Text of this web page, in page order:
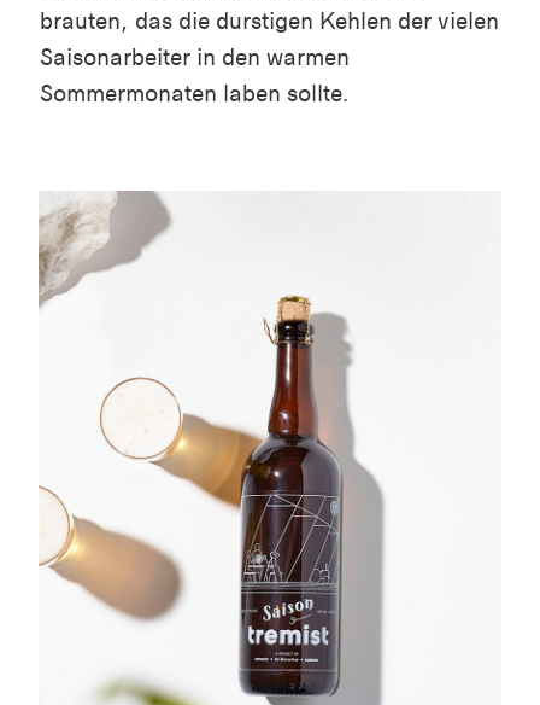
brauten, das die durstigen Kehlen der vielen
Saisonarbeiter in den warmen
Sommermonaten laben sollte.